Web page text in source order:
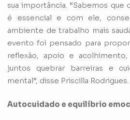
sua importância. “Sabemos que
é essencial e com ele,
ambiente de trabalho mais
evento foi pensado para
reflexão, apoio e
juntos quebrar barreiras e
mental”, disse Priscilla Rodrigues.
Autocuidado e equilíbrio